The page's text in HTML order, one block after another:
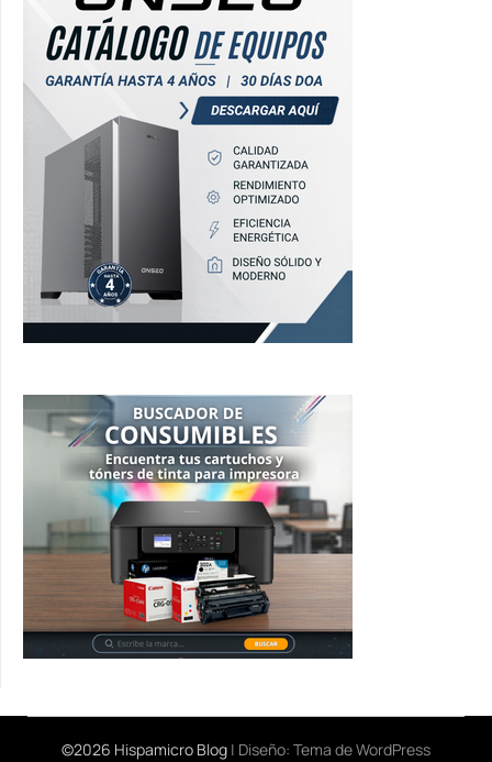
©2026 Hispamicro Blog | Diseño: Tema de WordPress